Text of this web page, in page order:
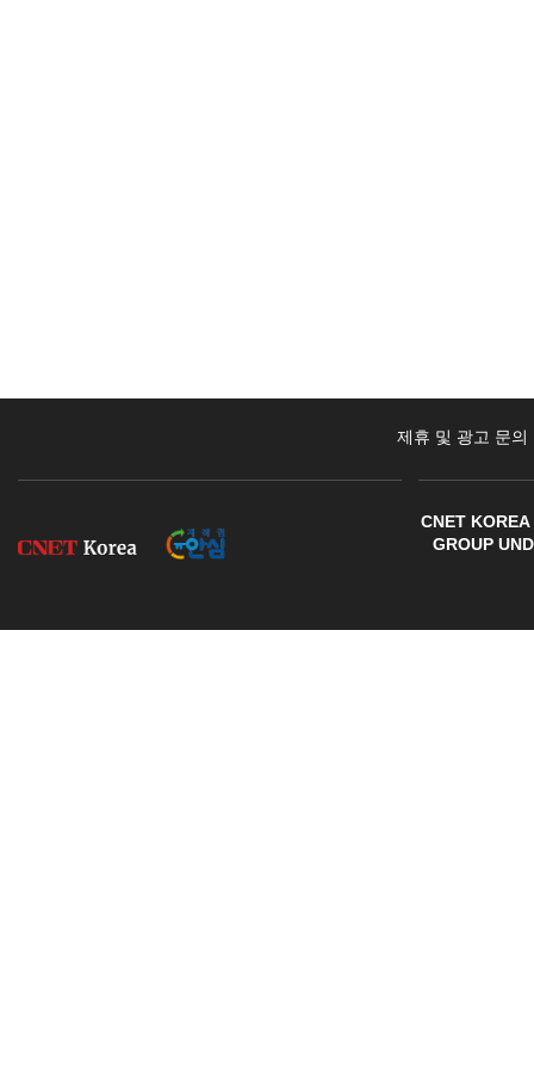
제휴 및 광고 문의
CNET
GROUP